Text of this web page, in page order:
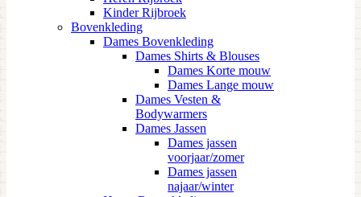
Kinder Rijbroek
Bovenkleding
Dames Bovenkleding
Dames Shirts & Blouses
Dames Korte mouw
Dames Lange mouw
Dames Vesten &
Bodywarmers
Dames Jassen
Dames jassen
voorjaar/zomer
Dames jassen
najaar/winter